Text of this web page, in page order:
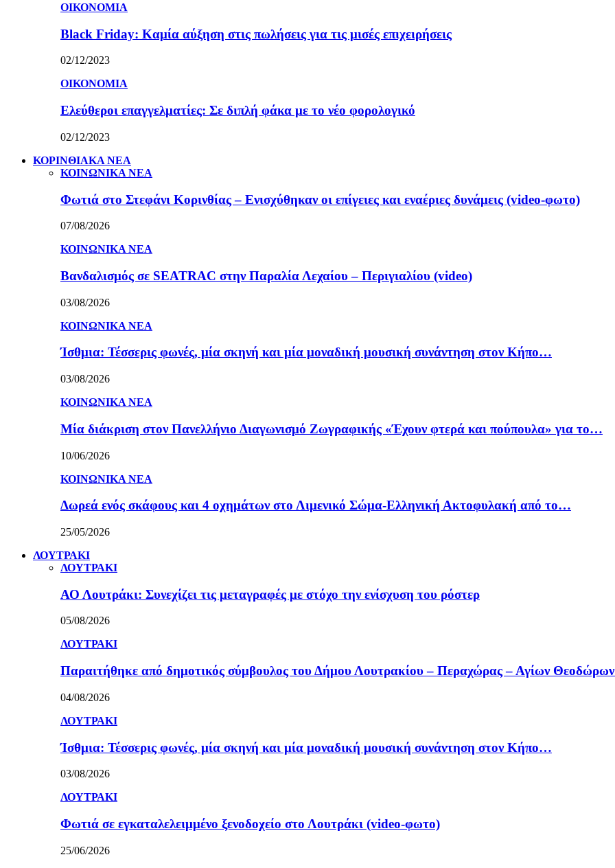
ΟΙΚΟΝΟΜΙΑ
Black Friday: Καμία αύξηση στις πωλήσεις για τις μισές επιχειρήσεις
02/12/2023
ΟΙΚΟΝΟΜΙΑ
Ελεύθεροι επαγγελματίες: Σε διπλή φάκα με το νέο φορολογικό
02/12/2023
ΚΟΡΙΝΘΙΑΚΑ ΝΕΑ
ΚΟΙΝΩΝΙΚΑ ΝΕΑ
Φωτιά στο Στεφάνι Κορινθίας – Ενισχύθηκαν οι επίγειες και εναέριες δυνάμεις (video-φωτο)
07/08/2026
ΚΟΙΝΩΝΙΚΑ ΝΕΑ
Βανδαλισμός σε SEATRAC στην Παραλία Λεχαίου – Περιγιαλίου (video)
03/08/2026
ΚΟΙΝΩΝΙΚΑ ΝΕΑ
Ίσθμια: Τέσσερις φωνές, μία σκηνή και μία μοναδική μουσική συνάντηση στον Κήπο…
03/08/2026
ΚΟΙΝΩΝΙΚΑ ΝΕΑ
Μία διάκριση στον Πανελλήνιο Διαγωνισμό Ζωγραφικής «Έχουν φτερά και πούπουλα» για το…
10/06/2026
ΚΟΙΝΩΝΙΚΑ ΝΕΑ
Δωρεά ενός σκάφους και 4 οχημάτων στο Λιμενικό Σώμα-Ελληνική Ακτοφυλακή από το…
25/05/2026
ΛΟΥΤΡΑΚΙ
ΛΟΥΤΡΑΚΙ
ΑΟ Λουτράκι: Συνεχίζει τις μεταγραφές με στόχο την ενίσχυση του ρόστερ
05/08/2026
ΛΟΥΤΡΑΚΙ
Παραιτήθηκε από δημοτικός σύμβουλος του Δήμου Λουτρακίου – Περαχώρας – Αγίων
04/08/2026
ΛΟΥΤΡΑΚΙ
Ίσθμια: Τέσσερις φωνές, μία σκηνή και μία μοναδική μουσική συνάντηση στον Κήπο…
03/08/2026
ΛΟΥΤΡΑΚΙ
Φωτιά σε εγκαταλελειμμένο ξενοδοχείο στο Λουτράκι (video-φωτο)
25/06/2026